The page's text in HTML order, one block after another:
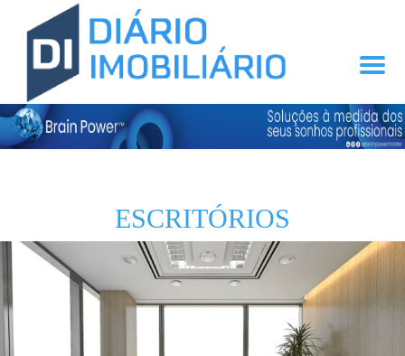
ESCRITÓRIOS